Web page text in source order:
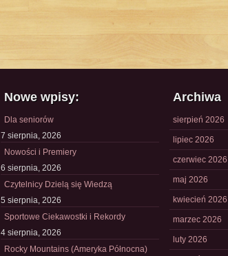
Nowe wpisy:
Dla seniorów
7 sierpnia, 2026
Nowości i Premiery
6 sierpnia, 2026
Czytelnicy Dzielą się Wiedzą
5 sierpnia, 2026
Sportowe Ciekawostki i Rekordy
4 sierpnia, 2026
Rocky Mountains (Ameryka Północna)
Archiwa
sierpień 2026
lipiec 2026
czerwiec 2026
maj 2026
kwiecień 2026
marzec 2026
luty 2026